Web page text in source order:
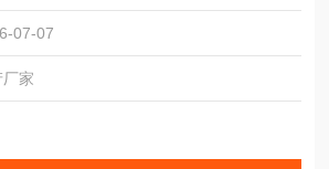
07-07
家